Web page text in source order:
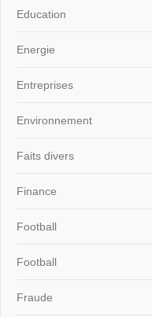
Education
Energie
Entreprises
Environnement
Faits divers
Finance
Football
Football
Fraude